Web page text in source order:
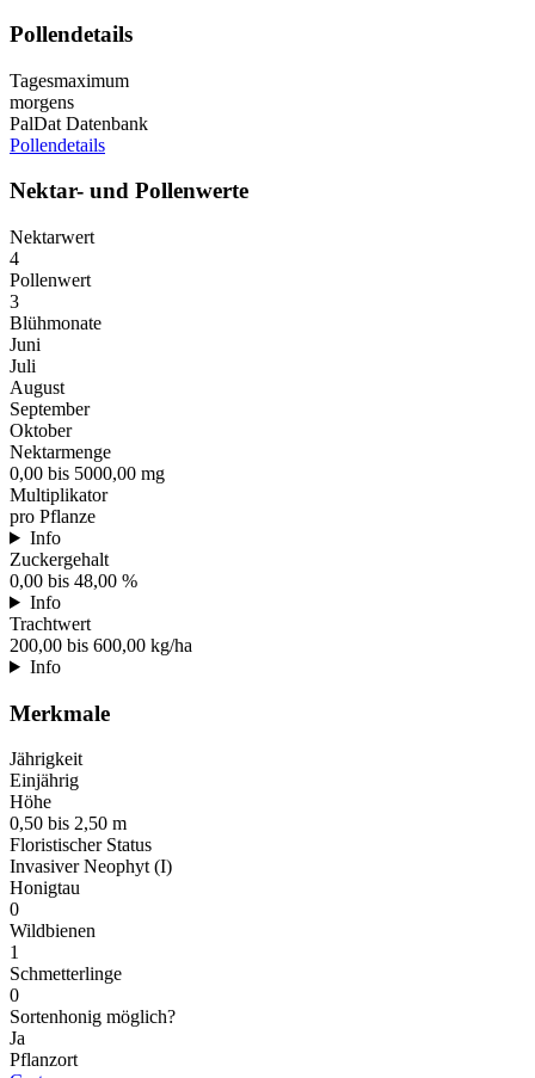
Pollendetails
Tagesmaximum
morgens
PalDat Datenbank
Pollendetails
Nektar- und Pollenwerte
Nektarwert
4
Pollenwert
3
Blühmonate
Juni
Juli
August
September
Oktober
Nektarmenge
0,00 bis 5000,00 mg
Multiplikator
pro Pflanze
Info
Zuckergehalt
0,00 bis 48,00 %
Info
Trachtwert
200,00 bis 600,00 kg/ha
Info
Merkmale
Jährigkeit
Einjährig
Höhe
0,50 bis 2,50 m
Floristischer Status
Invasiver Neophyt (I)
Honigtau
0
Wildbienen
1
Schmetterlinge
0
Sortenhonig möglich?
Ja
Pflanzort